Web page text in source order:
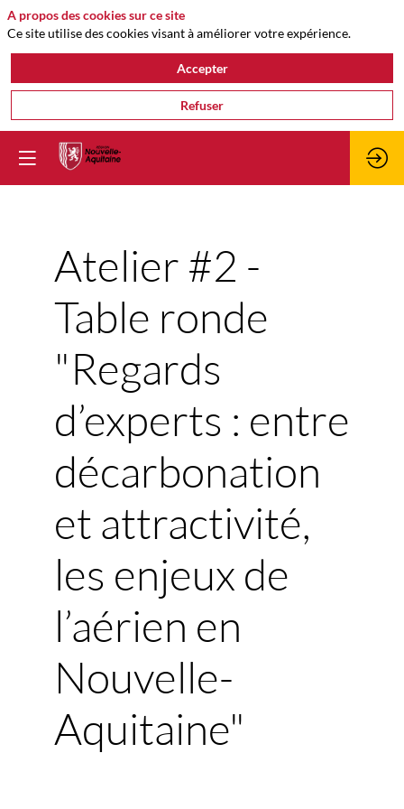
Atelier #2 -
Table ronde
"Regards
d’experts : entre
décarbonation
et attractivité,
les enjeux de
l’aérien en
Nouvelle-
Aquitaine"
A propos des cookies sur ce site
Ce site utilise des cookies visant à améliorer votre expérience.
Accepter
Refuser